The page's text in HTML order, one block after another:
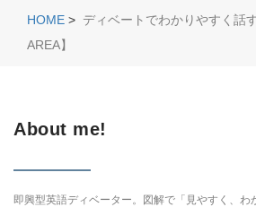
HOME > ディベートでわかりやすく話
AREA】
About me!
即興型英語ディベーター。図解で「見やすく、わ